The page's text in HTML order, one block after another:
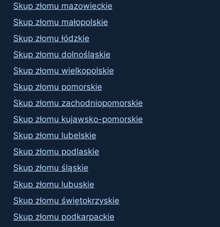
Skup złomu mazowieckie
Skup złomu małopolskie
Skup złomu łódzkie
Skup złomu dolnośląskie
Skup złomu wielkopolskie
Skup złomu pomorskie
Skup złomu zachodniopomorskie
Skup złomu kujawsko-pomorskie
Skup złomu lubelskie
Skup złomu podlaskie
Skup złomu śląskie
Skup złomu lubuskie
Skup złomu świętokrzyskie
Skup złomu podkarpackie